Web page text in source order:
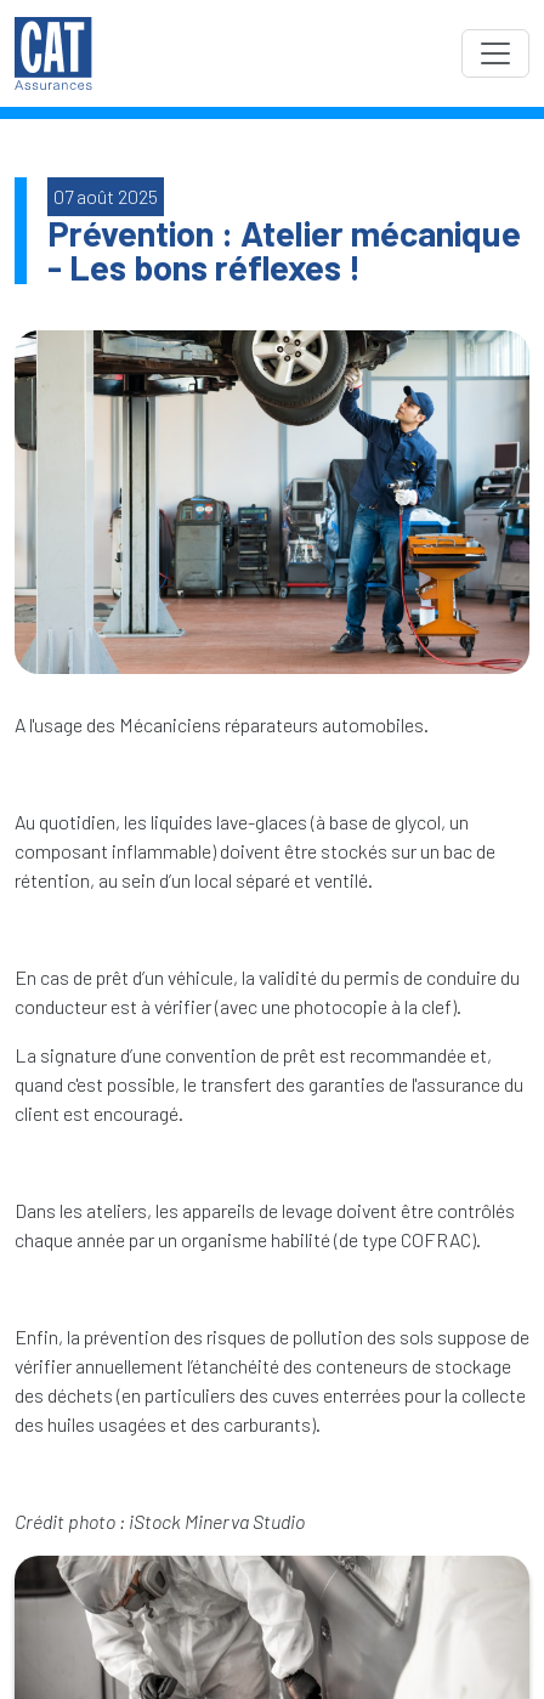
07 août 2025
Prévention : Atelier mécanique
- Les bons réflexes !
A l'usage des Mécaniciens réparateurs automobiles.
Au quotidien, les liquides lave-glaces (à base de glycol, un
composant inflammable) doivent être stockés sur un bac de
rétention, au sein d’un local séparé et ventilé.
En cas de prêt d’un véhicule, la validité du permis de conduire du
conducteur est à vérifier (avec une photocopie à la clef).
La signature d’une convention de prêt est recommandée et,
quand c'est possible, le transfert des garanties de l'assurance du
client est encouragé.
Dans les ateliers, les appareils de levage doivent être contrôlés
chaque année par un organisme habilité (de type COFRAC).
Enfin, la prévention des risques de pollution des sols suppose de
vérifier annuellement l’étanchéité des conteneurs de stockage
des déchets (en particuliers des cuves enterrées pour la collecte
des huiles usagées et des carburants).
Crédit photo : iStock Minerva Studio